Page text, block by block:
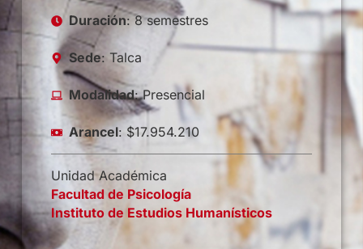
Duración: 8 semestres
Sede: Talca
Modalidad: Presencial
Arancel: $17.954.210
Unidad Académica
Facultad de Psicología
Instituto de Estudios Humanísticos